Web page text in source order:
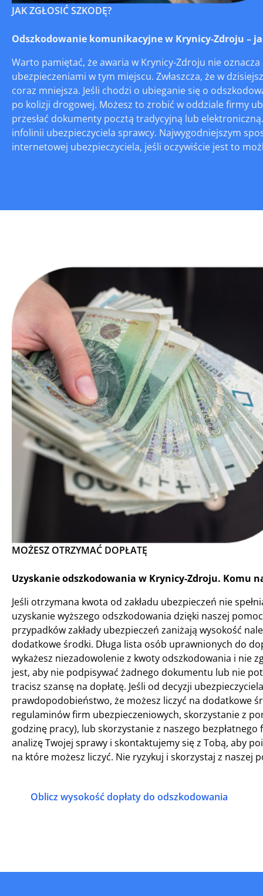
JAK ZGŁOSIĆ SZKODĘ?
Odszkodowanie komunikacyjne w Krynicy-Zdroju –
Warto pamiętać, że awaria w Krynicy-Zdroju nie
ubezpieczeniami w tym miejscu. Zwłaszcza, że w
coraz mniejsza. Jeśli chodzi o ubieganie się o
po kolizji drogowej. Możesz to zrobić w oddziale firmy
przesłać dokumenty pocztą tradycyjną lub
infolinii ubezpieczyciela sprawcy. Najwygodniejszym
internetowej ubezpieczyciela, jeśli oczywiście jest to
MOŻESZ OTRZYMAĆ DOPŁATĘ
Uzyskanie odszkodowania w Krynicy-Zdroju. Komu
Jeśli otrzymana kwota od zakładu ubezpieczeń nie
uzyskanie wyższego odszkodowania dzięki naszej
przypadków zakłady ubezpieczeń zaniżają wysokość
dodatkowe środki. Długa lista osób uprawnionych do
wykażesz niezadowolenie z kwoty odszkodowania i nie
jest, aby nie podpisywać żadnego dokumentu lub nie
tracisz szansę na dopłatę. Jeśli od decyzji
prawdopodobieństwo, że możesz liczyć na dodatkowe
regulaminów firm ubezpieczeniowych, skorzystanie z
godzinę pracy), lub skorzystanie z naszego
analizę Twojej sprawy i skontaktujemy się z Tobą, aby
na które możesz liczyć. Nie ryzykuj i skorzystaj z naszej
Oblicz wysokość dopłaty do odszkodowania